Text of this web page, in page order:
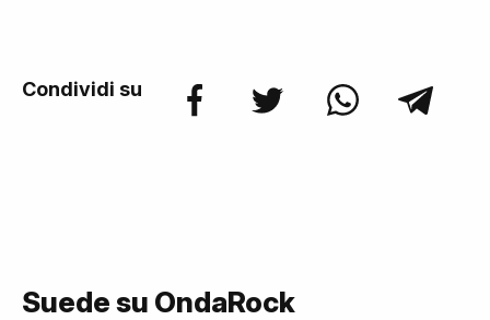
Condividi su
Suede su OndaRock